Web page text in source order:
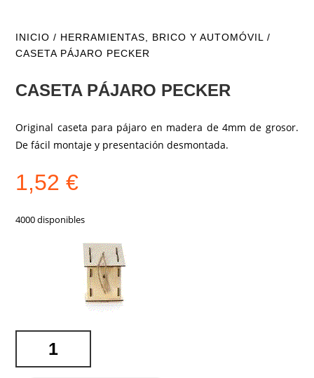
INICIO / HERRAMIENTAS, BRICO Y AUTOMÓVIL
/
CASETA PÁJARO PECKER
CASETA PÁJARO PECKER
Original caseta para pájaro en madera de 4mm de grosor.
De fácil montaje y presentación desmontada.
1,52€
4000 disponibles
PÁJARO
PECKER